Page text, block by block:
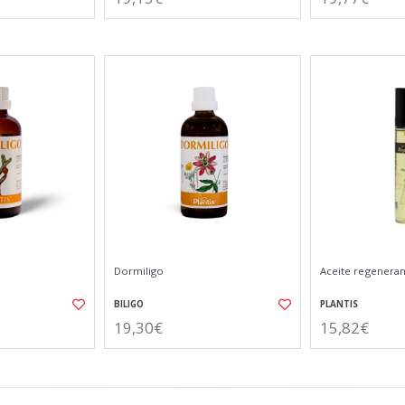
Dormiligo
BILIGO
19,30€
Aceite
PLANTIS
15,82€